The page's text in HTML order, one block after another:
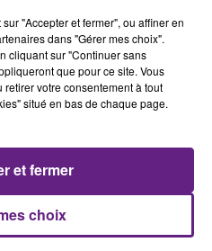
par la rédaction
"Accepter et fermer", ou affiner en
dans "Gérer mes choix".
cliquant sur "Continuer sans
que pour ce site. Vous
votre consentement à tout
situé en bas de chaque page.
choix
et fermer